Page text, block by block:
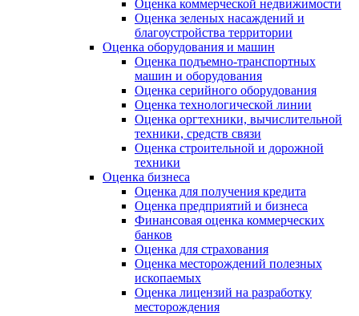
Оценка коммерческой недвижимости
Оценка зеленых насаждений и
благоустройства территории
Оценка оборудования и машин
Оценка подъемно-транспортных
машин и оборудования
Оценка серийного оборудования
Оценка технологической линии
Оценка оргтехники, вычислительной
техники, средств связи
Оценка строительной и дорожной
техники
Оценка бизнеса
Оценка для получения кредита
Оценка предприятий и бизнеса
Финансовая оценка коммерческих
банков
Оценка для страхования
Оценка месторождений полезных
ископаемых
Оценка лицензий на разработку
месторождения